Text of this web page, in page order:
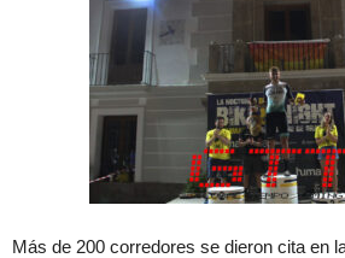
Más de 200 corredores se dieron cita en